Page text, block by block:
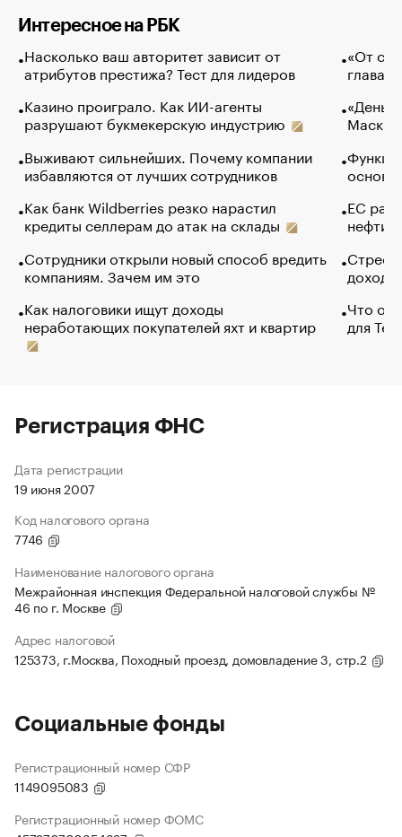
Интересное на РБК
Насколько ваш авторитет зависит от
атрибутов престижа? Тест для лидеров
Казино проиграло. Как ИИ-агенты
разрушают букмекерскую индустрию
Выживают сильнейших. Почему компании
избавляются от лучших сотрудников
Как банк Wildberries резко нарастил
кредиты селлерам до атак на склады
Сотрудники открыли новый способ вредить
компаниям. Зачем им это
Как налоговики ищут доходы
неработающих покупателей яхт и квартир
«От
глава
Маск в
основ
ЕС
нефти
Что
для
Регистрация ФНС
Дата регистрации
19 июня 2007
Код налогового органа
7746
Наименование налогового органа
Межрайонная инспекция Федеральной налоговой службы №
46 по г. Москве
Адрес налоговой
125373, г.Москва, Походный проезд, домовладение 3, стр.2
Социальные фонды
Регистрационный номер СФР
1149095083
Регистрационный номер ФОМС